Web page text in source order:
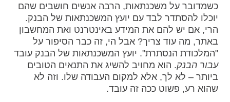
כשמדובר על משכנתאות, הרבה אנשים חושבים שהם
יוכלו להסתדר לבד עם יועץ המשכנתאות של הבנק.
הרי, אם יש להם את המידע באינטרנט ואת המחשבון
באתר, מה עוד צריך? אבל הי, זה כבר הסיפור על
"המלכודת הנסתרת". יועץ המשכנתאות של הבנק עובד
עבור הבנק. הוא מחויב להשיג את התנאים הטובים
ביותר – לא לך, אלא למקום העבודה שלו. וזה לא
שהוא רע, פשוט ככה זה עובד.